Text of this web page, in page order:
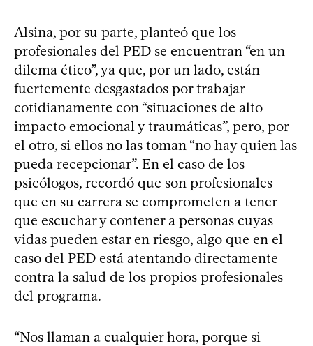
Alsina, por su parte, planteó que los
profesionales del PED se encuentran “en un
dilema ético”, ya que, por un lado, están
fuertemente desgastados por trabajar
cotidianamente con “situaciones de alto
impacto emocional y traumáticas”, pero, por
el otro, si ellos no las toman “no hay quien las
pueda recepcionar”. En el caso de los
psicólogos, recordó que son profesionales
que en su carrera se comprometen a tener
que escuchar y contener a personas cuyas
vidas pueden estar en riesgo, algo que en el
caso del PED está atentando directamente
contra la salud de los propios profesionales
del programa.
“Nos llaman a cualquier hora, porque si